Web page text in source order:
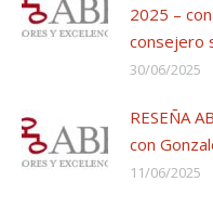
2025 –
consejero
30/06/2025
RESEÑA
con
11/06/2025